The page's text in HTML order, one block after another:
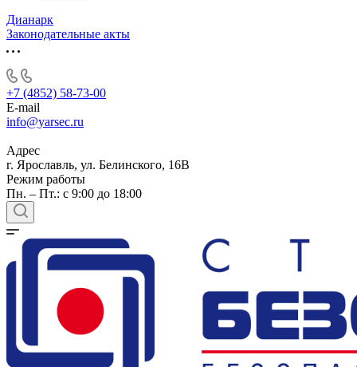
Дианарк
Законодательные акты
+7 (4852) 58-73-00
E-mail
info@yarsec.ru
Адрес
г. Ярославль, ул. Белинского, 16В
Режим работы
Пн. – Пт.: с 9:00 до 18:00